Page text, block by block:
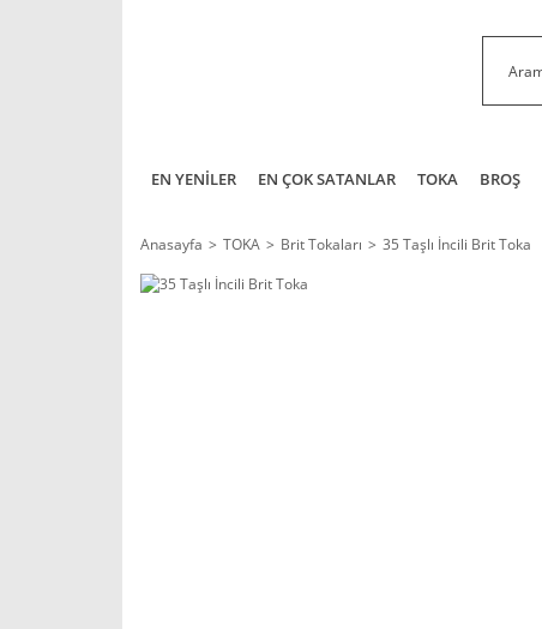
EN YENİLER EN ÇOK SATANLAR TOKA BROŞ
Anasayfa TOKA Brit Tokaları 35 Taşlı İncili Brit Toka